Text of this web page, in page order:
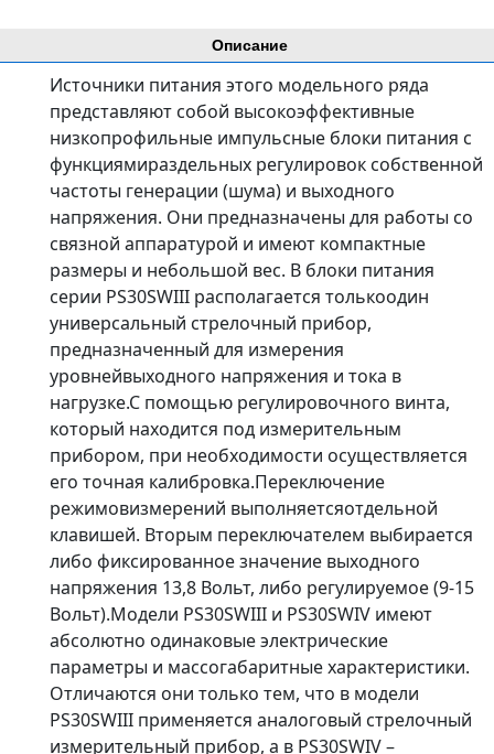
Описание
Источники питания этого модельного ряда
представляют собой высокоэффективные
низкопрофильные импульсные блоки питания с
функциямираздельных регулировок собственной
частоты генерации (шума) и выходного
напряжения. Они предназначены для работы со
связной аппаратурой и имеют компактные
размеры и небольшой вес. В блоки питания
серии PS30SWIII располагается толькоодин
универсальный стрелочный прибор,
предназначенный для измерения
уровнейвыходного напряжения и тока в
нагрузке.С помощью регулировочного винта,
который находится под измерительным
прибором, при необходимости осуществляется
его точная калибровка.Переключение
режимовизмерений выполняетсяотдельной
клавишей. Вторым переключателем выбирается
либо фиксированное значение выходного
напряжения 13,8 Вольт, либо регулируемое (9-15
Вольт).Модели PS30SWIII и PS30SWIV имеют
абсолютно одинаковые электрические
параметры и массогабаритные характеристики.
Отличаются они только тем, что в модели
PS30SWIII применяется аналоговый стрелочный
измерительный прибор, а в PS30SWIV –